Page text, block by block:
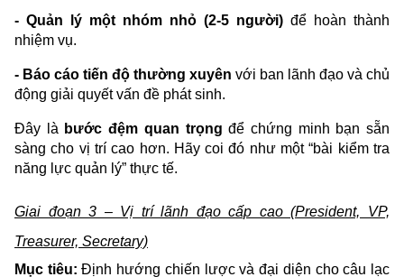
- Quản lý một nhóm nhỏ (2-5 người) để hoàn thành
nhiệm vụ.
- Báo cáo tiến độ thường xuyên với ban lãnh đạo và chủ
động giải quyết vấn đề phát sinh.
Đây là bước đệm quan trọng để chứng minh bạn sẵn
sàng cho vị trí cao hơn. Hãy coi đó như một “bài kiểm tra
năng lực quản lý” thực tế.
Giai đoạn 3 – Vị trí lãnh đạo cấp cao (President, VP,
Treasurer, Secretary)
Mục tiêu: Định hướng chiến lược và đại diện cho câu lạc